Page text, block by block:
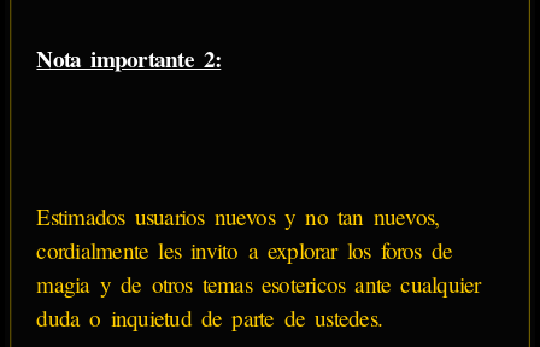
Nota importante 2:
Estimados usuarios nuevos y no tan nuevos,
cordialmente les invito a explorar los foros de
magia y de otros temas esotericos ante cualquier
duda o inquietud de parte de ustedes.